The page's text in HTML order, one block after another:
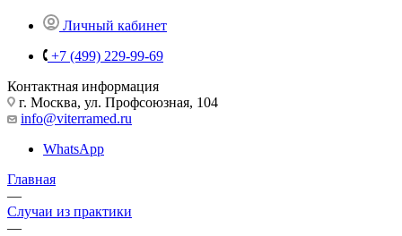
Личный кабинет
+7 (499) 229-99-69
Контактная информация
г. Москва, ул. Профсоюзная, 104
info@viterramed.ru
WhatsApp
Главная
—
Случаи из практики
—